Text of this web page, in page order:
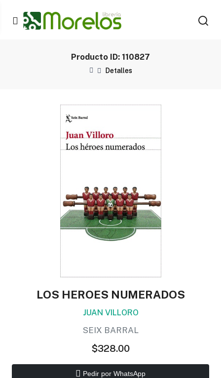
Producto ID: 110827
Detalles
LOS HEROES NUMERADOS
JUAN VILLORO
SEIX BARRAL
$328.00
Pedir por WhatsApp